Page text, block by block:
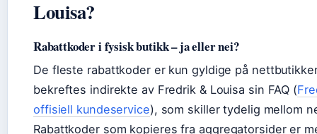
Louisa?
Rabattkoder i fysisk butikk – ja eller nei?
De fleste rabattkoder er kun gyldige på
bekreftes indirekte av Fredrik & Louisa sin FAQ (
offisiell kundeservice), som skiller tydelig mellom
Rabattkoder som kopieres fra aggregatorsider er